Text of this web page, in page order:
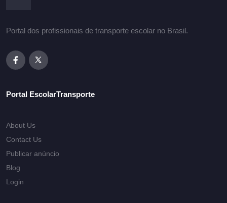
Portal dos profissionais de transporte escolar no Brasil.
Portal EscolarTransporte
About Us
Contact Us
Publicar anúncio
Blog
Login